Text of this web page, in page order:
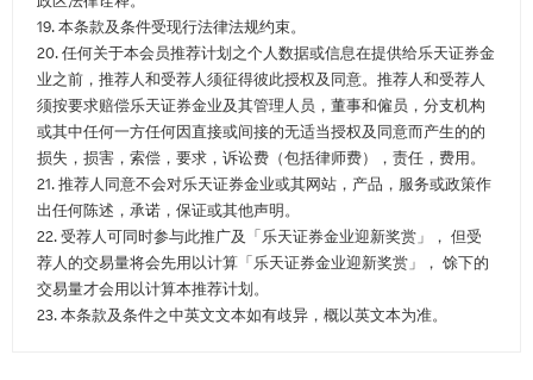
19. 本条款及条件受现行法律法规约束。
20. 任何关于本会员推荐计划之个人数据或信息在提供给乐天证券金
业之前，推荐人和受荐人须征得彼此授权及同意。推荐人和受荐人
须按要求赔偿乐天证券金业及其管理人员，董事和僱员，分支机构
或其中任何一方任何因直接或间接的无适当授权及同意而产生的的
损失，损害，索偿，要求，诉讼费（包括律师费），责任，费用。
21. 推荐人同意不会对乐天证券金业或其网站，产品，服务或政策作
出任何陈述，承诺，保证或其他声明。
22. 受荐人可同时参与此推广及「乐天证券金业迎新奖赏」， 但受
荐人的交易量将会先用以计算「乐天证券金业迎新奖赏」， 馀下的
交易量才会用以计算本推荐计划。
23. 本条款及条件之中英文文本如有歧异，概以英文本为准。